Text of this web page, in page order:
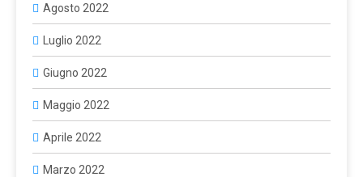
Agosto 2022
Luglio 2022
Giugno 2022
Maggio 2022
Aprile 2022
Marzo 2022